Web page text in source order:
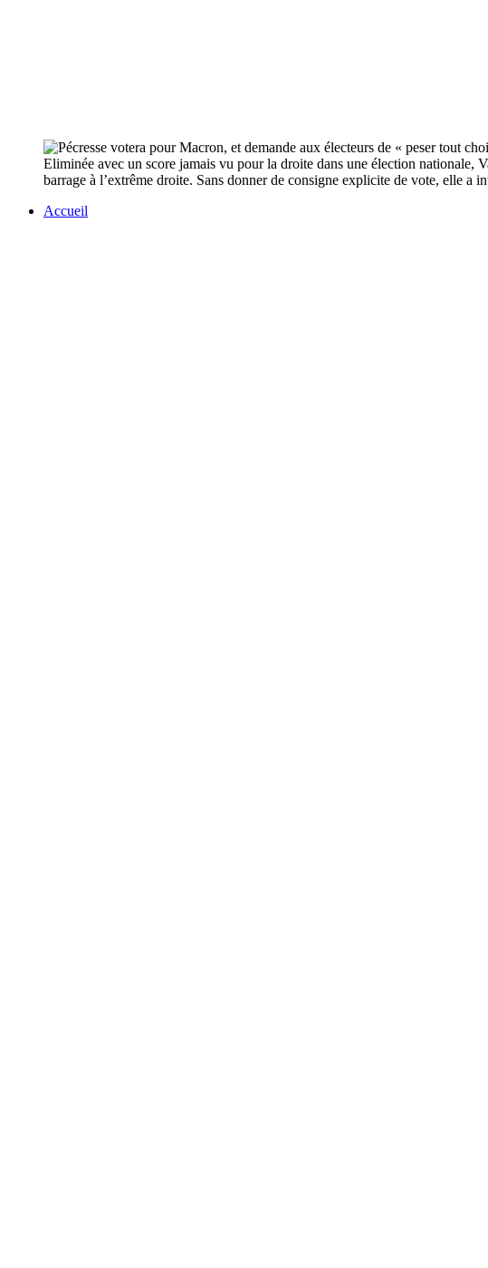
Eliminée avec un score jamais vu pour la droite dans une élection nationale,
barrage à l’extrême droite. Sans donner de consigne explicite de vote, elle a
Accueil